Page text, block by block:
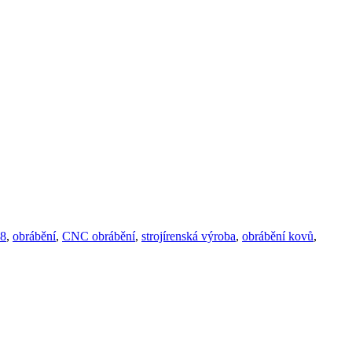
, obrábění, CNC obrábění, strojírenská výroba, obrábění kovů,